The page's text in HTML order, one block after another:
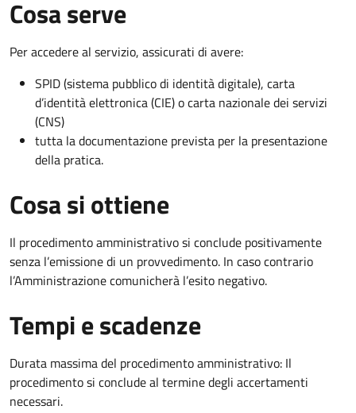
Cosa serve
Per accedere al servizio, assicurati di avere:
SPID (sistema pubblico di identità digitale), carta
d’identità elettronica (CIE) o carta nazionale dei servizi
(CNS)
tutta la documentazione prevista per la presentazione
della pratica.
Cosa si ottiene
Il procedimento amministrativo si conclude positivamente
senza l’emissione di un provvedimento. In caso contrario
l’Amministrazione comunicherà l’esito negativo.
Tempi e scadenze
Durata massima del procedimento amministrativo: Il
procedimento si conclude al termine degli accertamenti
necessari.